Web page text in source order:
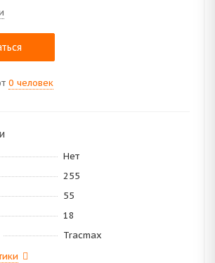
0 человек
Нет
255
55
18
Tracmax